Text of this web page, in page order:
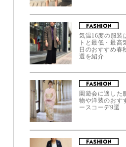
気温16度の服装
トと最低・最高
日のおすすめ春
選を紹介
園遊会に適した
物や洋装のおす
ースコーデ9選